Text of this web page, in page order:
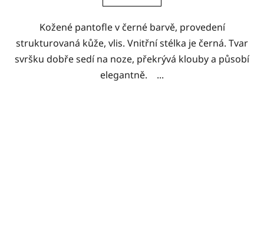
Kožené pantofle v černé barvě, provedení
strukturovaná kůže, vlis. Vnitřní stélka je černá. Tvar
svršku dobře sedí na noze, překrývá klouby a působí
elegantně. ...